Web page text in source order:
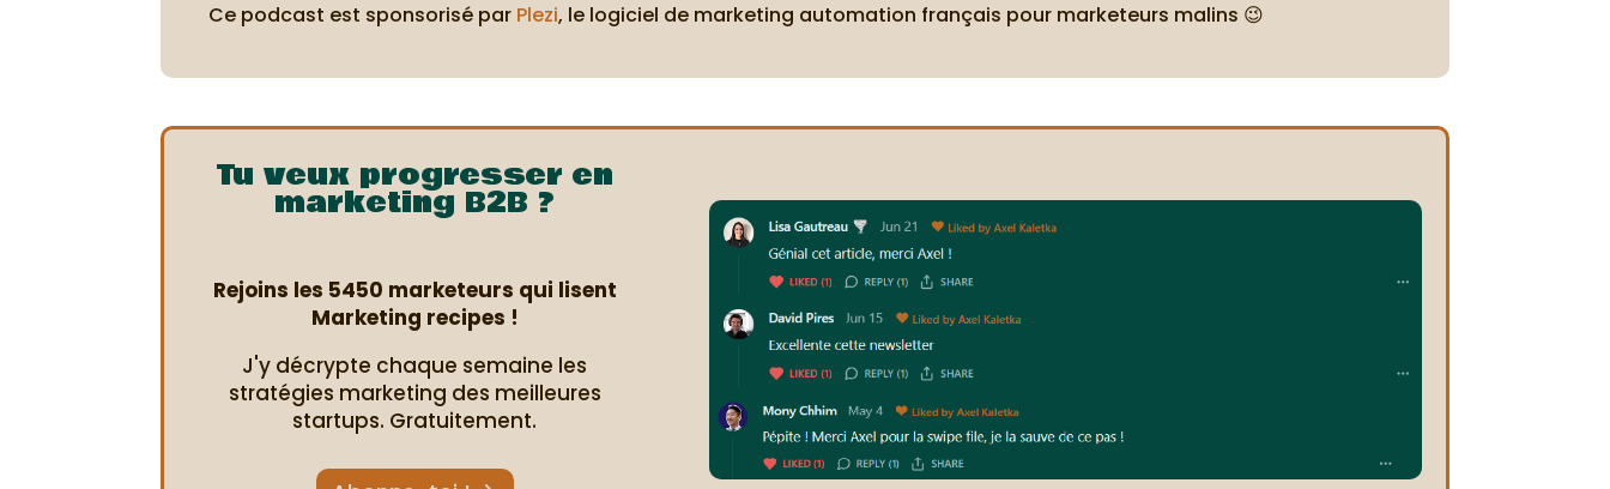
Ce podcast est sponsorisé par Plezi, le logiciel de marketing automation français pour marketeurs malins 😉
Tu veux progresser en
marketing B2B ?
Rejoins les 5450 marketeurs qui lisent
Marketing recipes !
J'y décrypte chaque semaine les
stratégies marketing des meilleures
startups. Gratuitement.